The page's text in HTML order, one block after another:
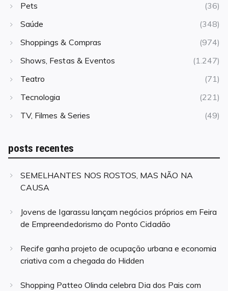
Pets
(36)
Saúde
(348)
Shoppings & Compras
(974)
Shows, Festas & Eventos
(1.247)
Teatro
(71)
Tecnologia
(221)
TV, Filmes & Series
(49)
posts recentes
SEMELHANTES NOS ROSTOS, MAS NÃO NA
CAUSA
Jovens de Igarassu lançam negócios próprios em Feira
de Empreendedorismo do Ponto Cidadão
Recife ganha projeto de ocupação urbana e economia
criativa com a chegada do Hidden
Shopping Patteo Olinda celebra Dia dos Pais com